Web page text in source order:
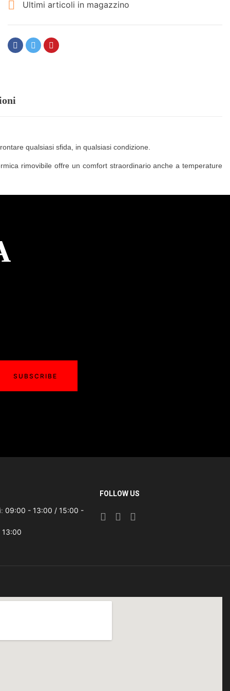
 Ultimi articoli in magazzino
qualsiasi sfida, in qualsiasi condizione.
rimovibile offre un comfort straordinario anche a temperature
SUBSCRIBE
09:00 - 13:00 / 15:00 -
FOLLOW US